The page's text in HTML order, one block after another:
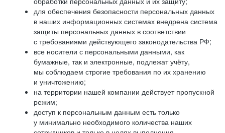
для обеспечения безопасности персональных данных
в наших информационных системах внедрена система
защиты персональных данных в соответствии
с требованиями действующего законодательства РФ;
все носители с персональными данными, как
бумажные, так и электронные, подлежат учёту,
мы соблюдаем строгие требования по их хранению
и уничтожению;
на территории нашей компании действует пропускной
режим;
доступ к персональным данным есть только
у минимально необходимого количества наших